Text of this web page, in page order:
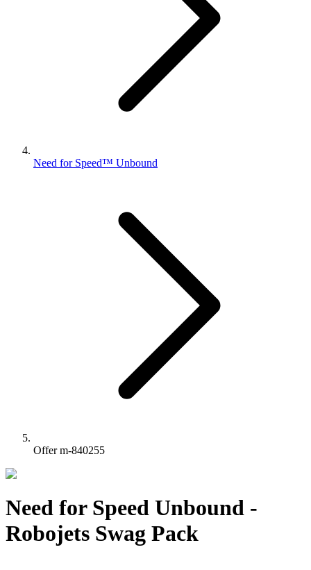
Need for Speed™ Unbound
Offer m-840255
Need for Speed Unbound -
Robojets Swag Pack